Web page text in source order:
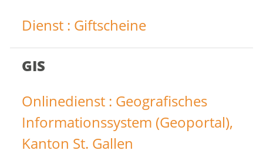
Dienst : Giftscheine
GIS
Onlinedienst : Geografisches
Informationssystem (Geoportal),
Kanton St. Gallen